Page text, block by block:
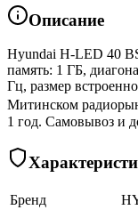
Описание
Hyundai H-LED 40
память: 1 ГБ,
Гц, размер
Митинском
1 год. Самовывоз и
Бренд